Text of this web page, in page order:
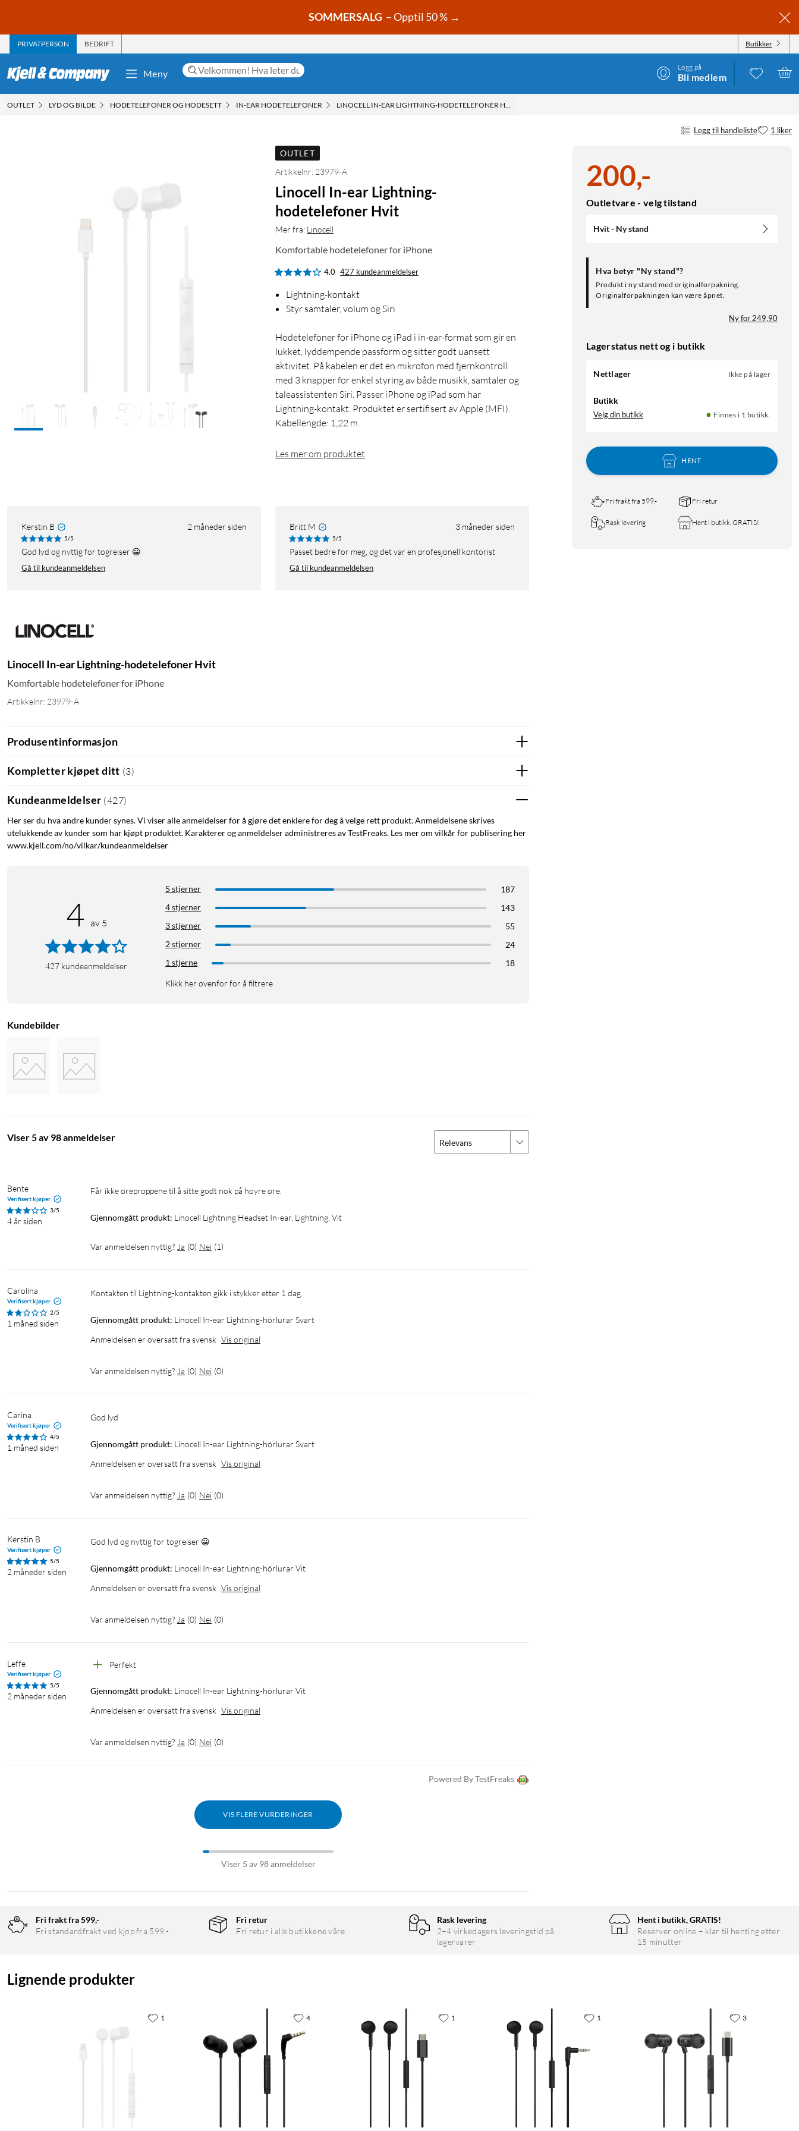
SOMMERSALG – Opptil 50 % →
PRIVATPERSON BEDRIFT Butikker
Meny
Logg på
Bli medlem
OUTLET LYD OG BILDE HODETELEFONER OG HODESETT IN-EAR HODETELEFONER LINOCELL IN-EAR LIGHTNING-HODETELEFONER HVIT
Legg til handleliste 1 liker
200,-
Outletvare - velg tilstand
Hvit - Ny stand
Hva betyr "Ny stand"?
Produkt i ny stand med originalforpakning.
Originalforpakningen kan være åpnet.
Ny for 249,90
Lagerstatus nett og i butikk
Nettlager Ikke på lager
Butikk
Velg din butikk Finnes i 1 butikk.
HENT
Fri frakt fra 599,- Fri retur
Rask levering Hent i butikk, GRATIS!
OUTLET
Artikkelnr: 23979-A
Linocell In-ear Lightning-
hodetelefoner Hvit
Mer fra: Linocell
Komfortable hodetelefoner for iPhone
4.0 427 kundeanmeldelser
Lightning-kontakt
Styr samtaler, volum og Siri
Hodetelefoner for iPhone og iPad i in-ear-format som gir en
lukket, lyddempende passform og sitter godt uansett
aktivitet. På kabelen er det en mikrofon med fjernkontroll
med 3 knapper for enkel styring av både musikk, samtaler og
taleassistenten Siri. Passer iPhone og iPad som har
Lightning-kontakt. Produktet er sertifisert av Apple (MFI).
Kabellengde: 1,22 m.
Les mer om produktet
Kerstin B 2 måneder siden
5/5
God lyd og nyttig for togreiser 😀
Gå til kundeanmeldelsen
Britt M 3 måneder siden
5/5
Passet bedre for meg, og det var en profesjonell kontorist
Gå til kundeanmeldelsen
Linocell In-ear Lightning-hodetelefoner Hvit
Komfortable hodetelefoner for iPhone
Artikkelnr: 23979-A
Produsentinformasjon
Kompletter kjøpet ditt (3)
Kundeanmeldelser (427)
Her ser du hva andre kunder synes. Vi viser alle anmeldelser for å gjøre det enklere for deg å velge rett produkt. Anmeldelsene skrives
utelukkende av kunder som har kjøpt produktet. Karakterer og anmeldelser administreres av TestFreaks. Les mer om vilkår for publisering her
www.kjell.com/no/vilkar/kundeanmeldelser
4 av 5
427 kundeanmeldelser
5 stjerner
187
4 stjerner
143
3 stjerner
55
2 stjerner
24
1 stjerne
18
Klikk her ovenfor for å filtrere
Kundebilder
Viser 5 av 98 anmeldelser Relevans
Bente
Verifisert kjøper
3/5
4 år siden
Får ikke øreproppene til å sitte godt nok på høyre øre.
Gjennomgått produkt: Linocell Lightning Headset In-ear, Lightning, Vit
Var anmeldelsen nyttig? Ja (0) Nei (1)
Carolina
Verifisert kjøper
2/5
1 måned siden
Kontakten til Lightning-kontakten gikk i stykker etter 1 dag.
Gjennomgått produkt: Linocell In-ear Lightning-hörlurar Svart
Anmeldelsen er oversatt fra svensk Vis original
Var anmeldelsen nyttig? Ja (0) Nei (0)
Carina
Verifisert kjøper
4/5
1 måned siden
God lyd
Gjennomgått produkt: Linocell In-ear Lightning-hörlurar Svart
Anmeldelsen er oversatt fra svensk Vis original
Var anmeldelsen nyttig? Ja (0) Nei (0)
Kerstin B
Verifisert kjøper
5/5
2 måneder siden
God lyd og nyttig for togreiser 😀
Gjennomgått produkt: Linocell In-ear Lightning-hörlurar Vit
Anmeldelsen er oversatt fra svensk Vis original
Var anmeldelsen nyttig? Ja (0) Nei (0)
Leffe
Verifisert kjøper
5/5
2 måneder siden
Perfekt
Gjennomgått produkt: Linocell In-ear Lightning-hörlurar Vit
Anmeldelsen er oversatt fra svensk Vis original
Var anmeldelsen nyttig? Ja (0) Nei (0)
Powered By TestFreaks
VIS FLERE VURDERINGER
Viser 5 av 98 anmeldelser
Fri frakt fra 599,-
Fri standardfrakt ved kjøp fra 599,-
Fri retur
Fri retur i alle butikkene våre.
Rask levering
2–4 virkedagers leveringstid på
lagervarer
Hent i butikk, GRATIS!
Reserver online – klar til henting etter
15 minutter
Lignende produkter
1 4 1 1 3